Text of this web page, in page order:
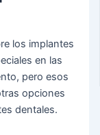
los implantes
en las
pero esos
opciones
dentales.